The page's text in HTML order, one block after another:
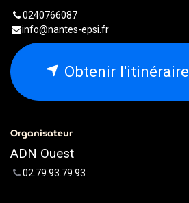
0240766087
info@nantes-epsi.fr
Obtenir l'itinéraire
Organisateur
ADN Ouest
02.79.93.79.93